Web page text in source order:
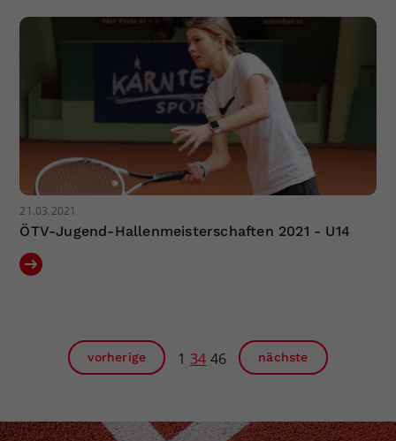
21.03.2021
ÖTV-Jugend-Hallenmeisterschaften 2021 - U14
vorherige 1 34 46 nächste